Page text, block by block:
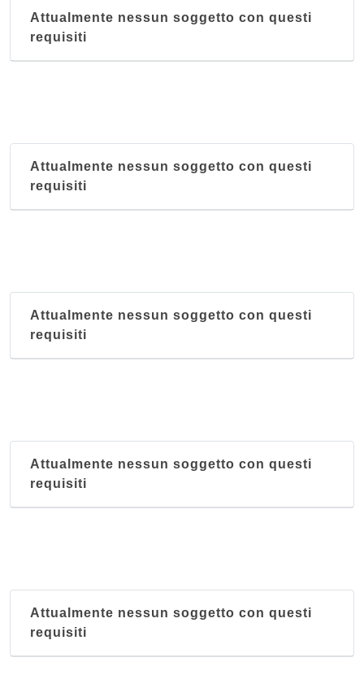
Attualmente nessun soggetto con questi
requisiti
Attualmente nessun soggetto con questi
requisiti
Attualmente nessun soggetto con questi
requisiti
Attualmente nessun soggetto con questi
requisiti
Attualmente nessun soggetto con questi
requisiti